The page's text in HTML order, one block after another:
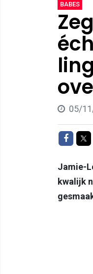
BABES
05/
Delen
Jamie-
kwalijk